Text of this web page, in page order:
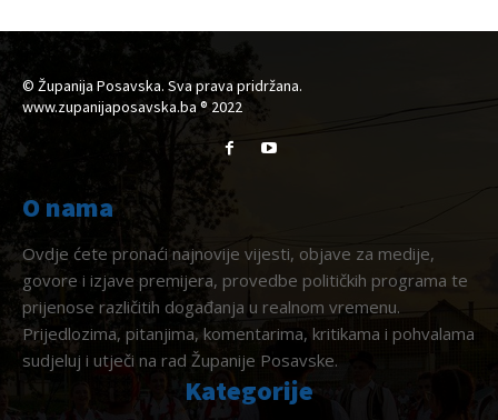
© Županija Posavska. Sva prava pridržana.
www.zupanijaposavska.ba ® 2022
O nama
Ovdje ćete pronaći najnovije vijesti, objave za medije,
govore i izjave premijera, provedbe političkih programa te
prijenose različitih događanja u realnom vremenu.
Prijedlozima, pitanjima, komentarima, kritikama i pohvalama
sudjeluj i utječi na rad Županije Posavske.
Kategorije